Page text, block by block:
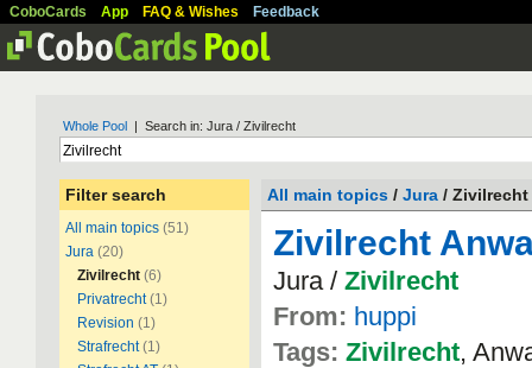
CoboCards App FAQ & Wishes Feedback
Whole Pool | Search in: Jura / Zivilrecht
Filter search
All main topics (51)
Jura (20)
Zivilrecht (6)
Privatrecht (1)
Revision (1)
Strafrecht (1)
All main topics / Jura / Zivilrecht
Zivilrecht
Jura / Zivilrecht
From: huppi
Tags: Zivilrecht,